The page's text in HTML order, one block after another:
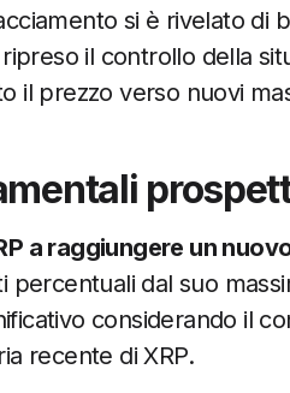
si è rivelato di
il controllo della
il prezzo verso nuovi
a raggiungere un
percentuali dal suo
considerando il
recente di XRP.